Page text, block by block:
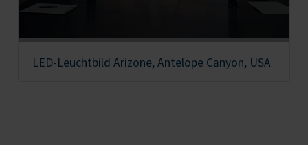
LED-Leuchtbild Arizone, Antelope Canyon, USA